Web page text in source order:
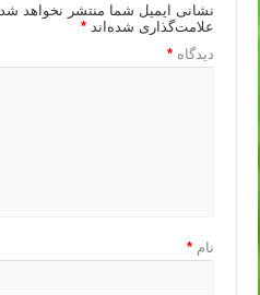
نشانی ایمیل شما منتشر نخواهد شد.
علامت‌گذاری شده‌اند*
دیدگاه*
نام*